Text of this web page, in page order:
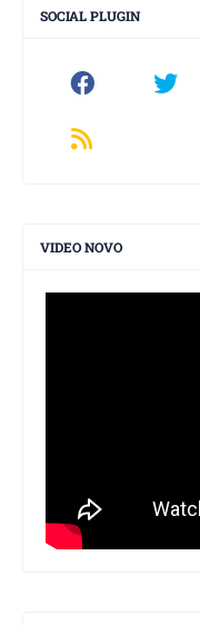
SOCIAL PLUGIN
VIDEO NOVO